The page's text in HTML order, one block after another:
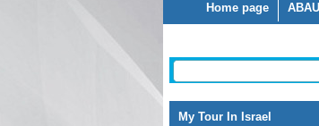
Home page
My Tour In Israel